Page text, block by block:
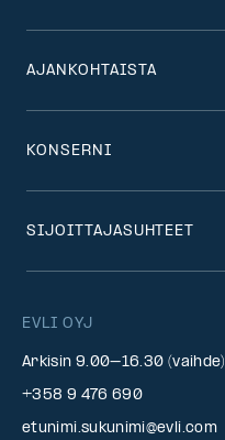
EVLI OYJ
Arkisin 9.00–16.30 (vaihde)
+358 9 476 690
etunimi.sukunimi@evli.com
AJANKOHTAISTA
KONSERNI
SIJOITTAJASUHTEET